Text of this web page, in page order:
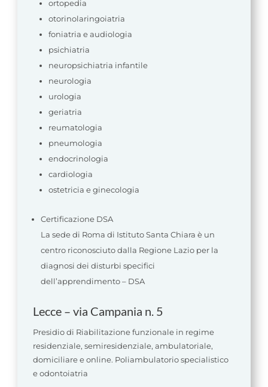
ortopedia
otorinolaringoiatria
foniatria e audiologia
psichiatria
neuropsichiatria infantile
neurologia
urologia
geriatria
reumatologia
pneumologia
endocrinologia
cardiologia
ostetricia e ginecologia
Certificazione DSA
La sede di Roma di Istituto Santa Chiara è un
centro riconosciuto dalla Regione Lazio per la
diagnosi dei disturbi specifici
dell’apprendimento – DSA
Lecce – via Campania n. 5
Presidio di Riabilitazione funzionale in regime
residenziale, semiresidenziale, ambulatoriale,
domiciliare e online. Poliambulatorio specialistico
e odontoiatria